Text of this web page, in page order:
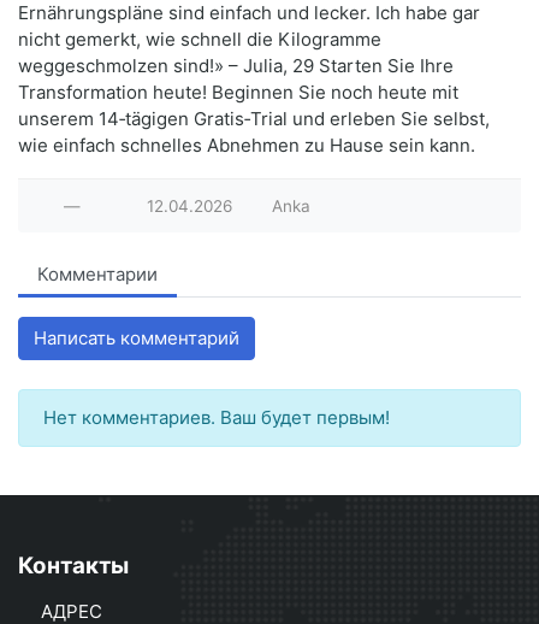
Ernährungspläne sind einfach und lecker. Ich habe gar
nicht gemerkt, wie schnell die Kilogramme
weggeschmolzen sind!» – Julia, 29 Starten Sie Ihre
Transformation heute! Beginnen Sie noch heute mit
unserem 14‑tägigen Gratis‑Trial und erleben Sie selbst,
wie einfach schnelles Abnehmen zu Hause sein kann.
— 12.04.2026 Anka
Комментарии
Написать комментарий
Нет комментариев. Ваш будет первым!
Контакты
АДРЕС